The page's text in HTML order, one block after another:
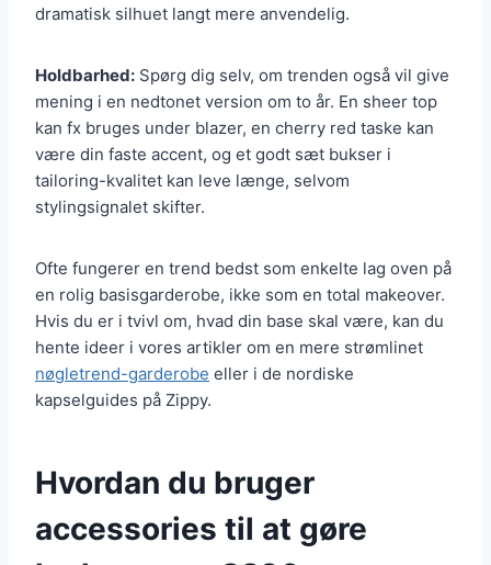
dramatisk silhuet langt mere anvendelig.
Holdbarhed: Spørg dig selv, om trenden også vil give
mening i en nedtonet version om to år. En sheer top
kan fx bruges under blazer, en cherry red taske kan
være din faste accent, og et godt sæt bukser i
tailoring-kvalitet kan leve længe, selvom
stylingsignalet skifter.
Ofte fungerer en trend bedst som enkelte lag oven på
en rolig basisgarderobe, ikke som en total makeover.
Hvis du er i tvivl om, hvad din base skal være, kan du
hente ideer i vores artikler om en mere strømlinet
nøgletrend-garderobe eller i de nordiske
kapselguides på Zippy.
Hvordan du bruger
accessories til at gøre